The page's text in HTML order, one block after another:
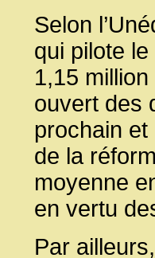
Selon
qui pilote
1,15
ouvert des
prochain et
de la
moyenne
en vertu
Par